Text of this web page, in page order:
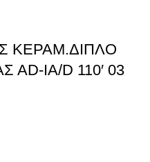
ΚΕΡΑΜ.ΔΙΠΛΟ
IA/D 110′ 03